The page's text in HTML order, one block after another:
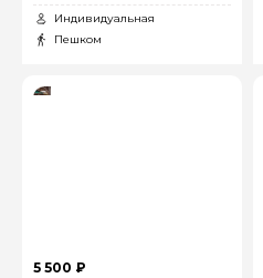
Индивидуальная
Пешком
5 500 ₽